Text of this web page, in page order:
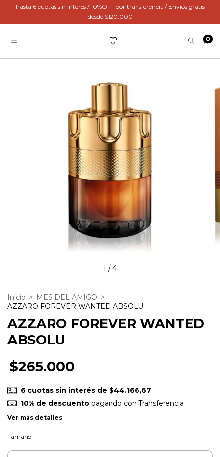
hasta 6 cuotas sin interés / 10%OFF por transferencia / Envíos gratis
desde $120.000
0
1 /4
Inicio > MES DEL AMIGO >
AZZARO FOREVER WANTED ABSOLU
AZZARO FOREVER WANTED
ABSOLU
$265.000
6 cuotas sin interés de $44.166,67
10% de descuentopagando con Transferencia
Ver más detalles
Tamaño